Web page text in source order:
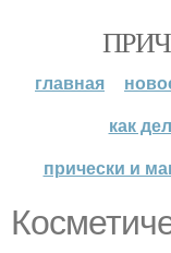
главная
как
прически и